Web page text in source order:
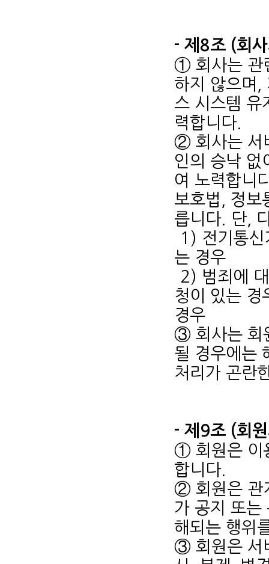
- 제8조 (회
① 회사는 관
하지 않으며,
스 시스템 유
력합니다.
② 회사는 서
인의 승낙 없
여 노력합니
보호법, 정보
릅니다. 단,
1) 전기통신
는 경우
2) 범죄에
청이 있는 경
경우
③ 회사는 회
될 경우에는
처리가 곤란
- 제9조 (회
① 회원은 이
합니다.
② 회원은 관
가 공지 또는
해되는 행위
③ 회원은 서